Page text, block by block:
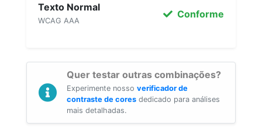
Texto Normal
WCAG AAA
Conforme
Quer testar outras combinações?
Experimente nosso verificador de
contraste de cores dedicado para análises
mais detalhadas.